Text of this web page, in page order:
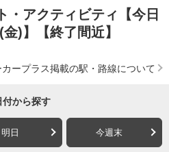
・アクティビティ【今日
)】【終了間近】
カープラス掲載の駅・路線について
付から探す
明日 今週末